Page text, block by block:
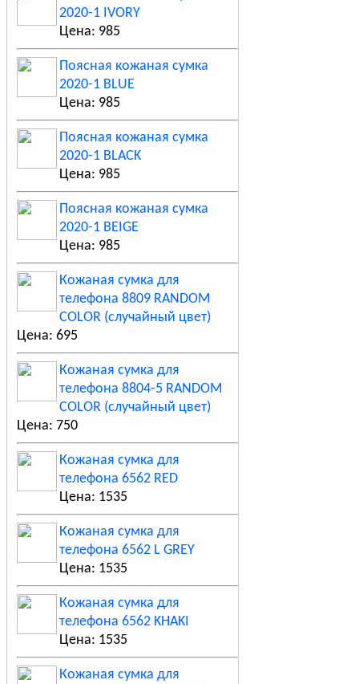
2020-1 IVORY
Цена: 985
Поясная кожаная сумка
2020-1 BLUE
Цена: 985
Поясная кожаная сумка
2020-1 BLACK
Цена: 985
Поясная кожаная сумка
2020-1 BEIGE
Цена: 985
Кожаная сумка для
телефона 8809 RANDOM
COLOR (случайный цвет)
Цена: 695
Кожаная сумка для
телефона 8804-5 RANDOM
COLOR (случайный цвет)
Цена: 750
Кожаная сумка для
телефона 6562 RED
Цена: 1535
Кожаная сумка для
телефона 6562 L GREY
Цена: 1535
Кожаная сумка для
телефона 6562 KHAKI
Цена: 1535
Кожаная сумка для